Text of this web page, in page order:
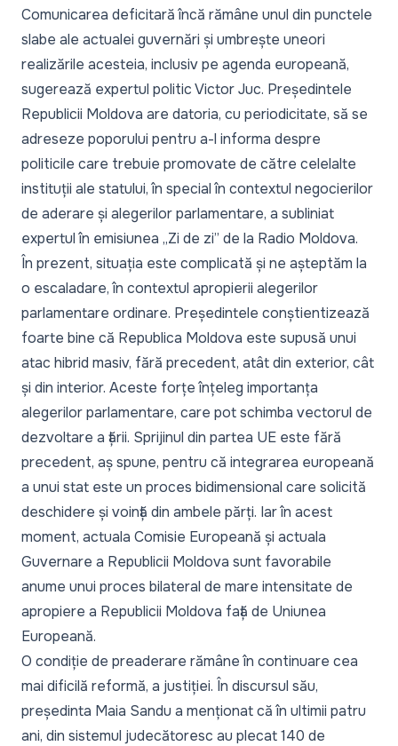
Comunicarea deficitară încă rămâne unul din punctele
slabe ale actualei guvernări și umbrește uneori
realizările acesteia, inclusiv pe agenda europeană,
sugerează expertul politic Victor Juc. Președintele
Republicii Moldova are datoria, cu periodicitate, să se
adreseze poporului pentru a-l informa despre
politicile care trebuie promovate de către celelalte
instituții ale statului, în special în contextul negocierilor
de aderare și alegerilor parlamentare, a subliniat
expertul în emisiunea „Zi de zi” de la Radio Moldova.
În prezent, situația este complicată și ne așteptăm la
o escaladare, în contextul apropierii alegerilor
parlamentare ordinare. Președintele conștientizează
foarte bine că Republica Moldova este supusă unui
atac hibrid masiv, fără precedent, atât din exterior, cât
și din interior. Aceste forțe înțeleg importanța
alegerilor parlamentare, care pot schimba vectorul de
dezvoltare a țării. Sprijinul din partea UE este fără
precedent, aș spune, pentru că integrarea europeană
a unui stat este un proces bidimensional care solicită
deschidere și voință din ambele părți. Iar în acest
moment, actuala Comisie Europeană și actuala
Guvernare a Republicii Moldova sunt favorabile
anume unui proces bilateral de mare intensitate de
apropiere a Republicii Moldova față de Uniunea
Europeană.
O condiție de preaderare rămâne în continuare cea
mai dificilă reformă, a justiției. În discursul său,
președinta Maia Sandu a menționat că în ultimii patru
ani, din sistemul judecătoresc au plecat 140 de